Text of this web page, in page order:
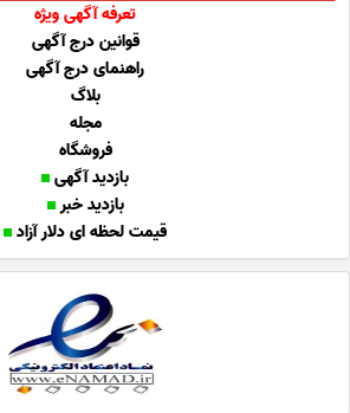
تعرفه آگهی ویژه
قوانین درج آگهی
راهنمای درج آگهی
بلاگ
مجله
فروشگاه
بازدید آگهی
بازدید خبر
قیمت لحظه ای دلار آزاد